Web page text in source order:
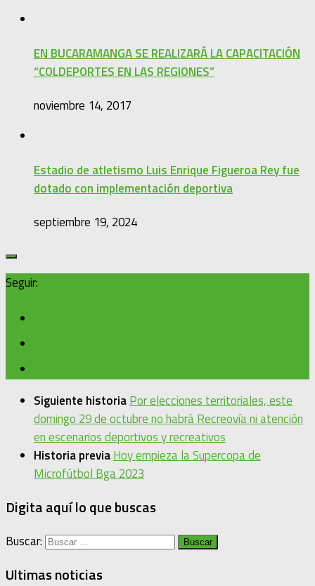
EN BUCARAMANGA SE REALIZARÁ LA CAPACITACIÓN
“COLDEPORTES EN LAS REGIONES”
noviembre 14, 2017
Estadio de atletismo Luis Enrique Figueroa Rey fue
dotado con implementación deportiva
septiembre 19, 2024
Seguir:
Siguiente historiaPor elecciones territoriales, este
domingo 29 de octubre no habrá Recreovía ni atención
en escenarios deportivos y recreativos
Historia previaHoy empieza la Supercopa de
Microfútbol Bga 2023
Digita aquí lo que buscas
Buscar:
Ultimas noticias